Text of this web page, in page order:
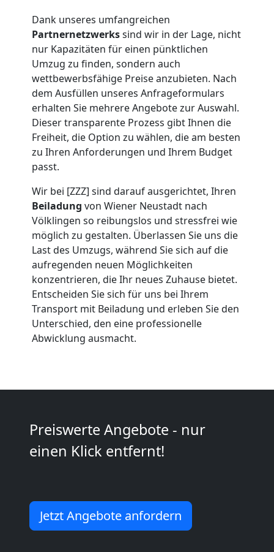
Dank unseres umfangreichen
Partnernetzwerkssind wir in der Lage, nicht
nur Kapazitäten für einen pünktlichen
Umzug zu finden, sondern auch
wettbewerbsfähige Preise anzubieten. Nach
dem Ausfüllen unseres Anfrageformulars
erhalten Sie mehrere Angebote zur Auswahl.
Dieser transparente Prozess gibt Ihnen die
Freiheit, die Option zu wählen, die am besten
zu Ihren Anforderungen und Ihrem Budget
passt.
Wir bei [ZZZ] sind darauf ausgerichtet, Ihren
Beiladung von Wiener Neustadt nach
Völklingen so reibungslos und stressfrei wie
möglich zu gestalten. Überlassen Sie uns die
Last des Umzugs, während Sie sich auf die
aufregenden neuen Möglichkeiten
konzentrieren, die Ihr neues Zuhause bietet.
Entscheiden Sie sich für uns bei Ihrem
Transport mit Beiladung und erleben Sie den
Unterschied, den eine professionelle
Abwicklung ausmacht.
Preiswerte Angebote - nur
einen Klick entfernt!
Jetzt Angebote anfordern
Möbeltransport
Wiener
Neustadt
Beiladung
Wiener
Neustadt
Mini
Umzug
Wiener
Neustadt
Mann
LKW
Wiener